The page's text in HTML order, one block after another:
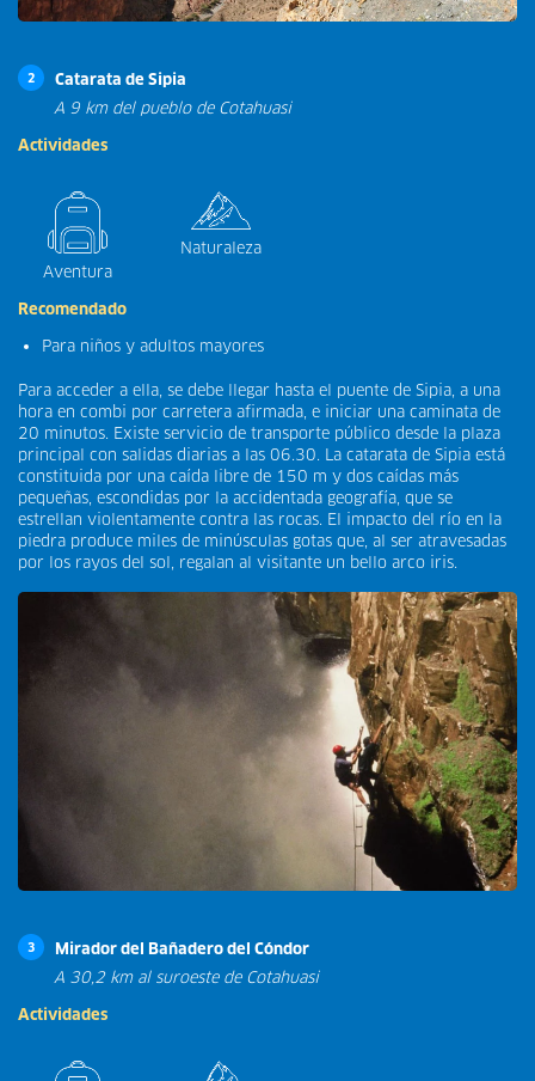
2
Catarata de Sipia
A 9 km del pueblo de Cotahuasi
Actividades
Aventura
Naturaleza
Recomendado
Para niños y adultos mayores
Para acceder a ella, se debe llegar hasta el puente de Sipia, a una
hora en combi por carretera afirmada, e iniciar una caminata de
20 minutos. Existe servicio de transporte público desde la plaza
principal con salidas diarias a las 06.30. La catarata de Sipia está
constituida por una caída libre de 150 m y dos caídas más
pequeñas, escondidas por la accidentada geografía, que se
estrellan violentamente contra las rocas. El impacto del río en la
piedra produce miles de minúsculas gotas que, al ser atravesadas
por los rayos del sol, regalan al visitante un bello arco iris.
3
Mirador del Bañadero del Cóndor
A 30,2 km al suroeste de Cotahuasi
Actividades